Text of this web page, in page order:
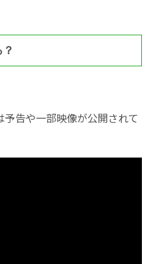
予告や一部映像が公開されて